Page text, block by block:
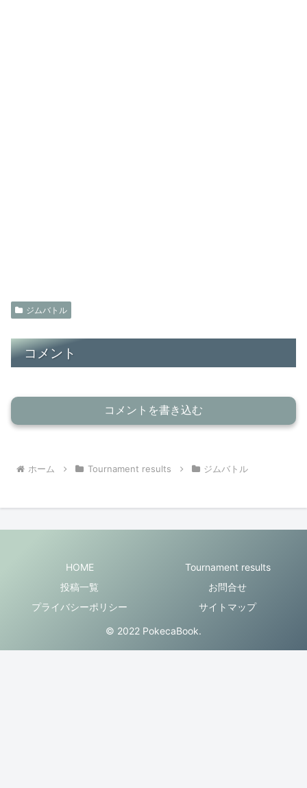
ジムバトル
コメント
コメントを書き込む
ホーム Tournament results ジムバトル
HOME
Tournament results
投稿一覧
お問合せ
プライバシーポリシー
サイトマップ
© 2022 PokecaBook.